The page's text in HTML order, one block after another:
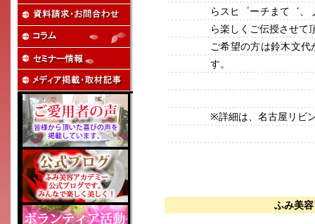
らスヒ゜ーチまて゛、
ら楽しくご伝授させて
ご希望の方は鈴木文
す。
※詳細は、名古屋リビ
ふみ美